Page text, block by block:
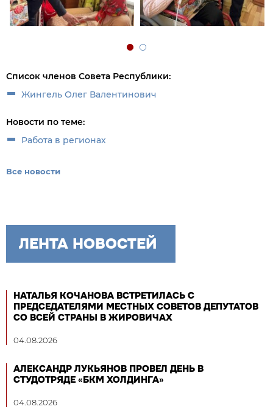
Список членов Совета Республики:
Жингель Олег Валентинович
Новости по теме:
Работа в регионах
Все новости
ЛЕНТА НОВОСТЕЙ
НАТАЛЬЯ КОЧАНОВА ВСТРЕТИЛАСЬ С
ПРЕДСЕДАТЕЛЯМИ МЕСТНЫХ СОВЕТОВ ДЕПУТАТОВ
СО ВСЕЙ СТРАНЫ В ЖИРОВИЧАХ
04.08.2026
АЛЕКСАНДР ЛУКЬЯНОВ ПРОВЕЛ ДЕНЬ В
СТУДОТРЯДЕ «БКМ ХОЛДИНГА»
04.08.2026